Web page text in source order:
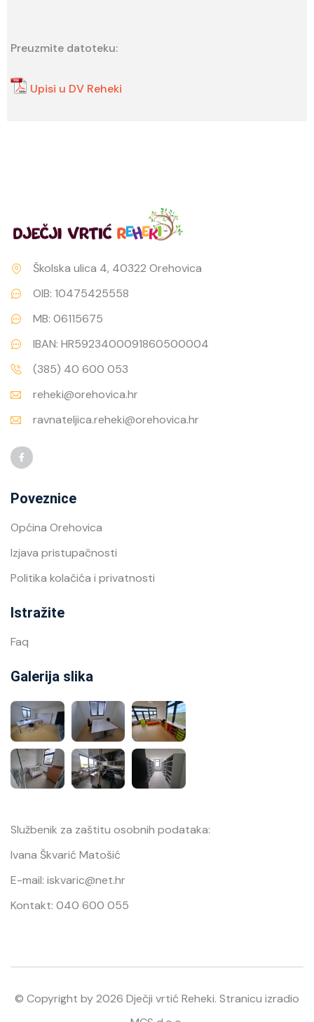
Preuzmite datoteku:
Upisi u DV Reheki
Školska ulica 4, 40322 Orehovica
OIB: 10475425558
MB: 06115675
IBAN: HR5923400091860500004
(385) 40 600 053
reheki@orehovica.hr
ravnateljica.reheki@orehovica.hr
Poveznice
Općina Orehovica
Izjava pristupačnosti
Politika kolačića i privatnosti
Istražite
Faq
Galerija slika
Službenik za zaštitu osobnih podataka:
Ivana Škvarić Matošić
E-mail: iskvaric@net.hr
Kontakt: 040 600 055
© Copyright by2026 Dječji vrtić Reheki. Stranicu izradio